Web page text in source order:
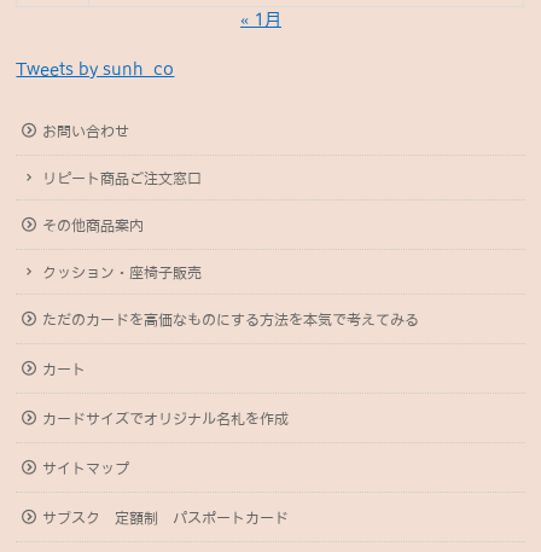
« 1月
Tweets by sunh_co
お問い合わせ
リピート商品ご注文窓口
その他商品案内
クッション・座椅子販売
ただのカードを高価なものにする方法を本気で考えてみる
カート
カードサイズでオリジナル名札を作成
サイトマップ
サブスク 定額制 パスポートカード